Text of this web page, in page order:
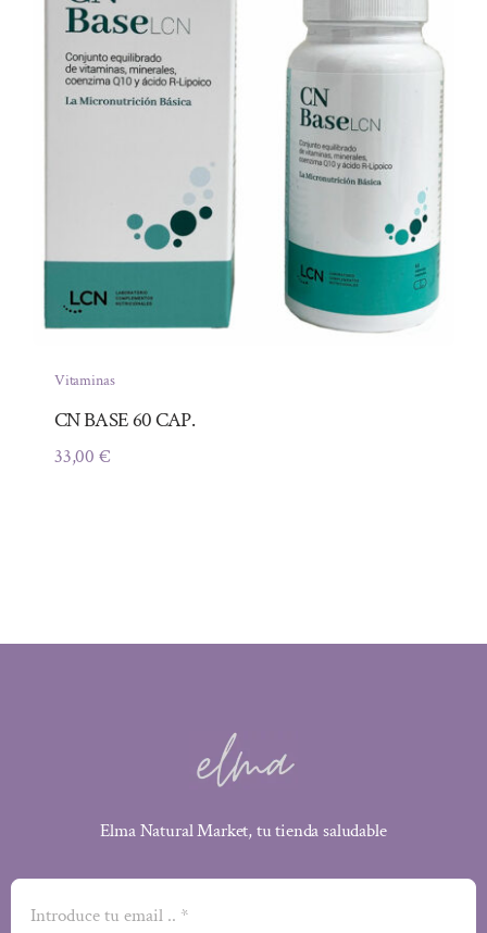
Vitaminas
CN BASE 60 CAP.
33,00 €
Elma Natural Market, tu tienda saludable